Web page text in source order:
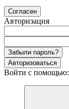
Согласен
Авторизация
Забыли пароль?
Авторизоваться
Войти с помощью: